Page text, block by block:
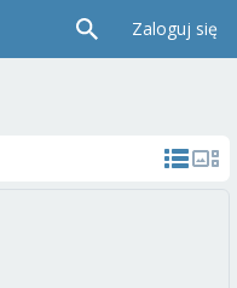
Zaloguj się